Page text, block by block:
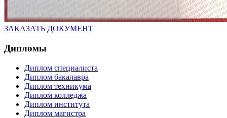
ЗАКАЗАТЬ ДОКУМЕНТ
Дипломы
Диплом специалиста
Диплом бакалавра
Диплом техникума
Диплом колледжа
Диплом института
Диплом магистра